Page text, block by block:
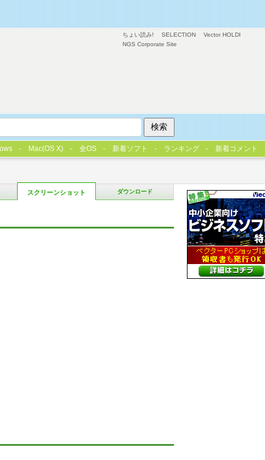
スクリーンショット ダウンロード
ちょい読み! SELECTION
Vector HOLDI
NGS Corporate Site
Mac(OS X) 全OS 新着ソフト ランキング 新着コメント